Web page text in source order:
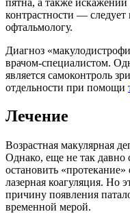
контрастности — следует
офтальмологу.
Диагноз
врачом-специалистом.
является самоконтроль
отдельности при помощи
Лечение
Возрастная макулярная
Однако, еще не так давно
остановить
лазерная коагуляция. Но
причину появления
временной мерой.